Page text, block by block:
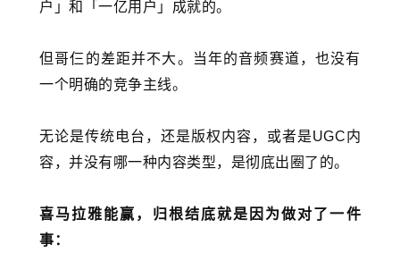
户」和「一亿用户」成就的。
但哥仨的差距并不大。当年的音频赛道，也没有
一个明确的竞争主线。
无论是传统电台，还是版权内容，或者是UGC内
容，并没有哪一种内容类型，是彻底出圈了的。
喜马拉雅能赢，归根结底就是因为做对了一件
事：